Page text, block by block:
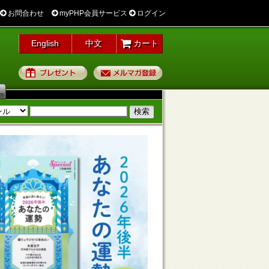
お問合わせ myPHP会員サービス ログイン
English 中文 カート
プレゼント